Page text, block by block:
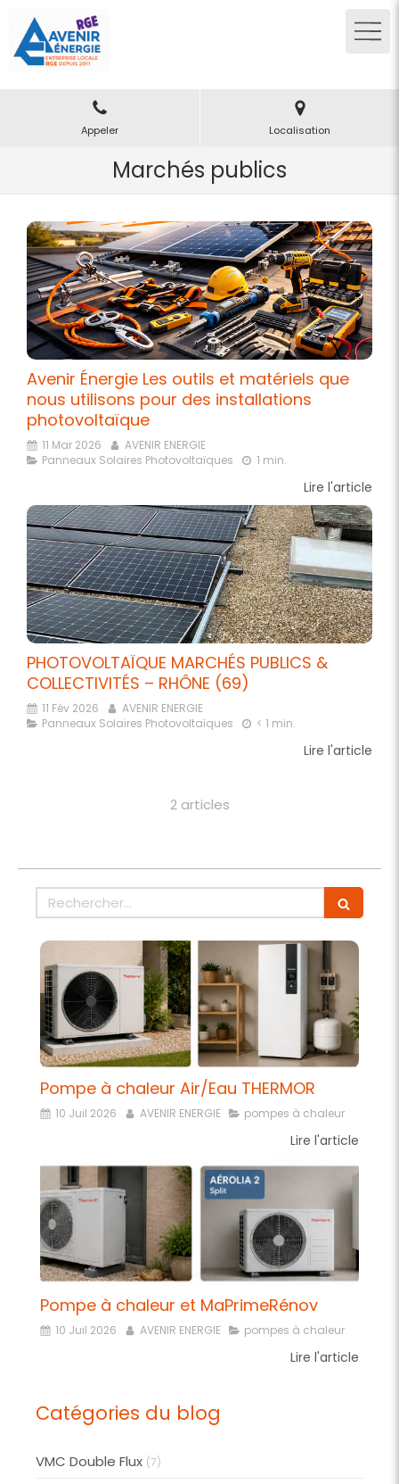
Appeler Localisation
Marchés publics
Avenir Énergie Les outils et matériels que
nous utilisons pour des installations
photovoltaïque
11 Mar 2026
AVENIR ENERGIE
Panneaux Solaires Photovoltaïques
1 min.
Lire l'article
PHOTOVOLTAÏQUE MARCHÉS PUBLICS &
COLLECTIVITÉS – RHÔNE (69)
11 Fév 2026
AVENIR ENERGIE
Panneaux Solaires Photovoltaïques
< 1 min.
Lire l'article
2 articles
Rechercher
Pompe à chaleur Air/Eau THERMOR
10 Juil 2026 AVENIR ENERGIE pompes à chaleur
Lire l'article
Pompe à chaleur et MaPrimeRénov
10 Juil 2026 AVENIR ENERGIE pompes à chaleur
Lire l'article
Catégories du blog
VMC Double Flux (7)